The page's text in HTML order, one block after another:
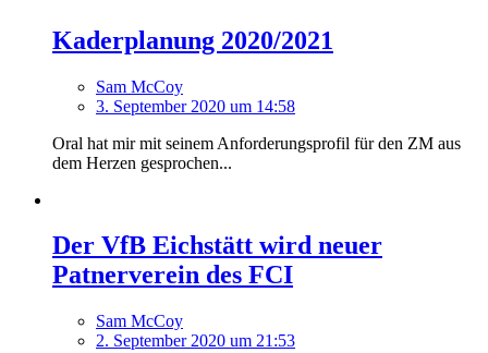
Kaderplanung 2020/2021
Sam McCoy
3. September 2020 um 14:58
Oral hat mir mit seinem Anforderungsprofil für den ZM aus
dem Herzen gesprochen...
Der VfB Eichstätt wird neuer
Patnerverein des FCI
Sam McCoy
2. September 2020 um 21:53